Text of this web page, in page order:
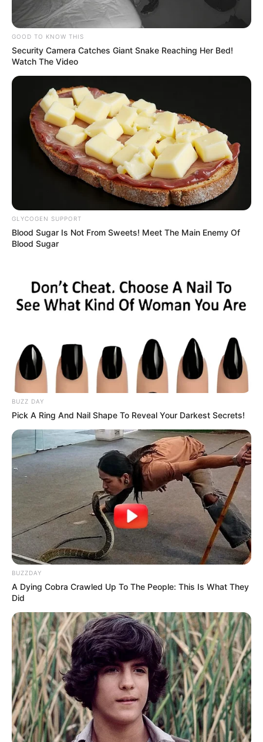
GOOD TO KNOW THIS
Security Camera Catches Giant Snake Reaching Her Bed!
Watch The Video
GLYCOGEN SUPPORT
Blood Sugar Is Not From Sweets! Meet The Main Enemy Of
Blood Sugar
BUZZ DAY
Pick A Ring And Nail Shape To Reveal Your Darkest Secrets!
BUZZDAY
A Dying Cobra Crawled Up To The People: This Is What They
Did